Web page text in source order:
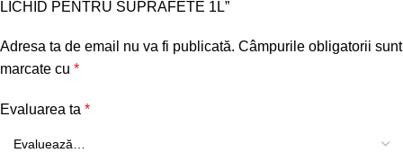
LICHID PENTRU SUPRAFETE 1L”
Adresa ta de email nu va fi publicată. Câmpurile obligatorii sunt
marcate cu *
Evaluarea ta *